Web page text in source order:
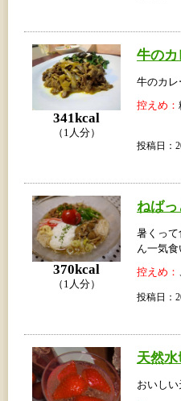
341kcal
（1人分）
牛の
牛のカレ
控えめ：
投稿日：
370kcal
（1人分）
ねば
暑くっ
ん一気食
控えめ：
投稿日：
天然水
おいしい